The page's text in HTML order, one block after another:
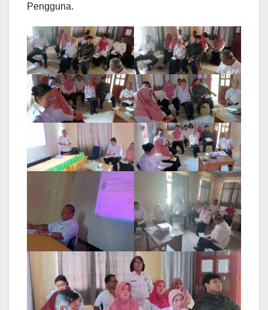
Pengguna.